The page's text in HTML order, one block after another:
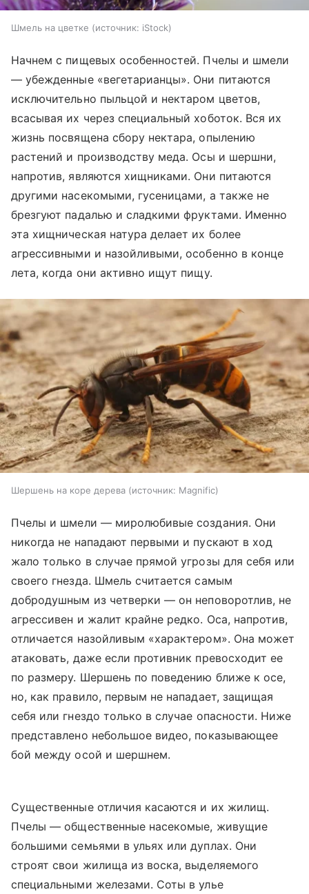
Шмель на цветке источник: iStock
Начнем с пищевых особенностей. Пчелы и шмели
— убежденные «вегетарианцы». Они питаются
исключительно пыльцой и нектаром цветов,
всасывая их через специальный хоботок. Вся их
жизнь посвящена сбору нектара, опылению
растений и производству меда. Осы и шершни,
напротив, являются хищниками. Они питаются
другими насекомыми, гусеницами, а также не
брезгуют падалью и сладкими фруктами. Именно
эта хищническая натура делает их более
агрессивными и назойливыми, особенно в конце
лета, когда они активно ищут пищу.
Шершень на коре дерева источник: Magnific
Пчелы и шмели — миролюбивые создания. Они
никогда не нападают первыми и пускают в ход
жало только в случае прямой угрозы для себя или
своего гнезда. Шмель считается самым
добродушным из четверки — он неповоротлив, не
агрессивен и жалит крайне редко. Оса, напротив,
отличается назойливым «характером». Она может
атаковать, даже если противник превосходит ее
по размеру. Шершень по поведению ближе к осе,
но, как правило, первым не нападает, защищая
себя или гнездо только в случае опасности. Ниже
представлено небольшое видео, показывающее
бой между осой и шершнем.
Существенные отличия касаются и их жилищ.
Пчелы — общественные насекомые, живущие
большими семьями в ульях или дуплах. Они
строят свои жилища из воска, выделяемого
специальными железами. Соты в улье